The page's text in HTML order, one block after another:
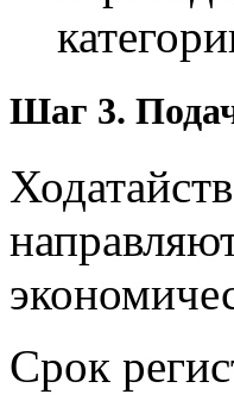
Шаг 3.
Срок